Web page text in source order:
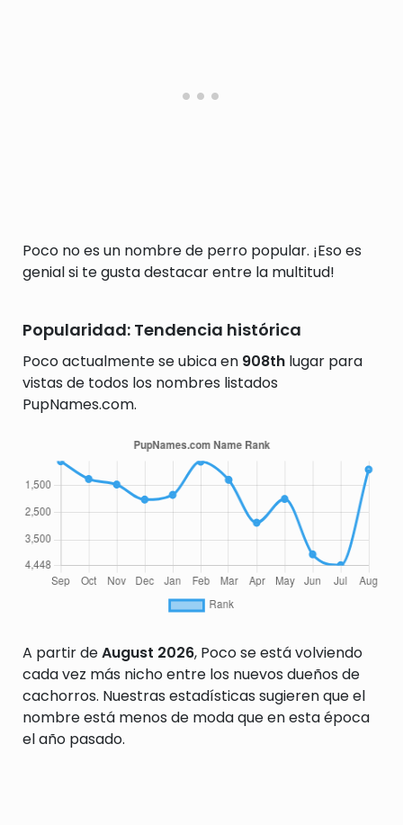
Poco no es un nombre de perro popular. ¡Eso es
genial si te gusta destacar entre la multitud!
Popularidad: Tendencia histórica
Poco actualmente se ubica en 908th lugar para
vistas de todos los nombres listados
PupNames.com.
A partir deAugust 2026, Poco se está volviendo
cada vez más nicho entre los nuevos dueños de
cachorros. Nuestras estadísticas sugieren que el
nombre está menos de moda que en esta época
el año pasado.